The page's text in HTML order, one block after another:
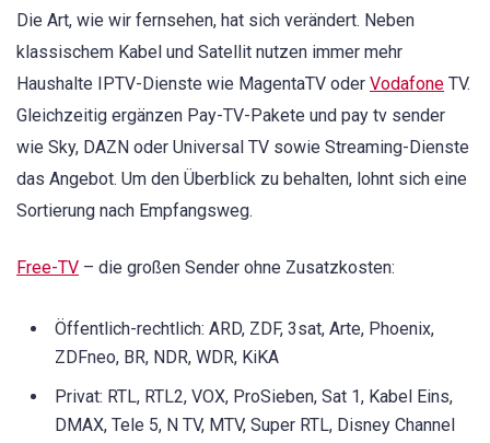
Die Art, wie wir fernsehen, hat sich verändert. Neben
klassischem Kabel und Satellit nutzen immer mehr
Haushalte IPTV-Dienste wie MagentaTV oder Vodafone TV.
Gleichzeitig ergänzen Pay-TV-Pakete und pay tv sender
wie Sky, DAZN oder Universal TV sowie Streaming-Dienste
das Angebot. Um den Überblick zu behalten, lohnt sich eine
Sortierung nach Empfangsweg.
Free-TV – die großen Sender ohne Zusatzkosten:
Öffentlich-rechtlich: ARD, ZDF, 3sat, Arte, Phoenix,
ZDFneo, BR, NDR, WDR, KiKA
Privat: RTL, RTL2, VOX, ProSieben, Sat 1, Kabel Eins,
DMAX, Tele 5, N TV, MTV, Super RTL, Disney Channel